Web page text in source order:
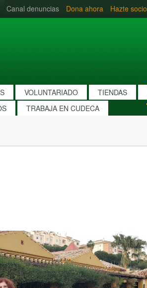
Canal denuncias Dona ahora Hazte socio
VOLUNTARIADO TIENDAS
TRABAJA EN CUDECA